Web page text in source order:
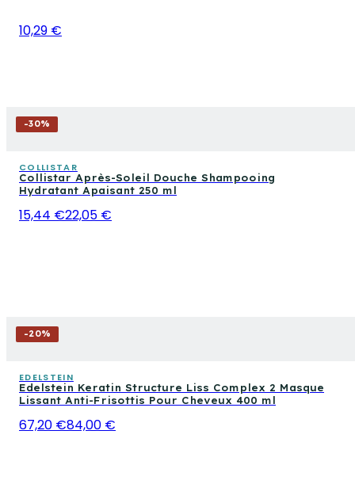
10,29 €
-30%
COLLISTAR
Collistar Après-Soleil Douche Shampooing
Hydratant Apaisant 250 ml
15,44 €22,05 €
-20%
EDELSTEIN
Edelstein Keratin Structure Liss Complex 2 Masque
Lissant Anti-Frisottis Pour Cheveux 400 ml
67,20 €84,00 €